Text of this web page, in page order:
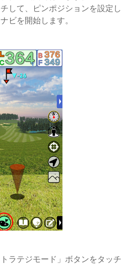
して、ピンポジションを設定し
ビを開始します。
ラテジモード」ボタンをタッチ